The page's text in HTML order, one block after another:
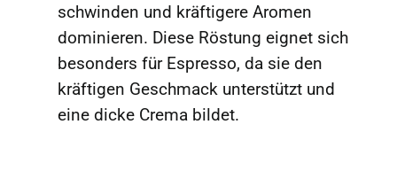
schwinden und kräftigere Aromen
dominieren. Diese Röstung eignet sich
besonders für Espresso, da sie den
kräftigen Geschmack unterstützt und
eine dicke Crema bildet.